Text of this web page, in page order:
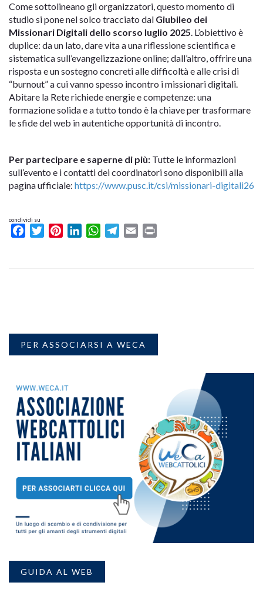
Come sottolineano gli organizzatori, questo momento di
studio si pone nel solco tracciato dal Giubileo dei
Missionari Digitali dello scorso luglio 2025. L’obiettivo è
duplice: da un lato, dare vita a una riflessione scientifica e
sistematica sull’evangelizzazione online; dall’altro, offrire una
risposta e un sostegno concreti alle difficoltà e alle crisi di
“burnout” a cui vanno spesso incontro i missionari digitali.
Abitare la Rete richiede energie e competenze: una
formazione solida e a tutto tondo è la chiave per trasformare
le sfide del web in autentiche opportunità di incontro.
Per partecipare e saperne di più: Tutte le informazioni
sull’evento e i contatti dei coordinatori sono disponibili alla
pagina ufficiale: https://www.pusc.it/csi/missionari-digitali26
condividi su
FacebookTwitterPinterestLinkedInWhatsAppTelegram
Email
PER ASSOCIARSI A WECA
GUIDA AL WEB